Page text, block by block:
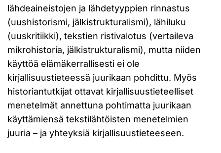
lähdeaineistojen ja lähdetyyppien rinnastus
(uushistorismi, jälkistrukturalismi), lähiluku
(uuskritiikki), tekstien ristivalotus (vertaileva
mikrohistoria, jälkistrukturalismi), mutta niiden
käyttöä elämäkerrallisesti ei ole
kirjallisuustieteessä juurikaan pohdittu. Myös
historiantutkijat ottavat kirjallisuustieteelliset
menetelmät annettuna pohtimatta juurikaan
käyttämiensä tekstilähtöisten menetelmien
juuria – ja yhteyksiä kirjallisuustieteeseen.